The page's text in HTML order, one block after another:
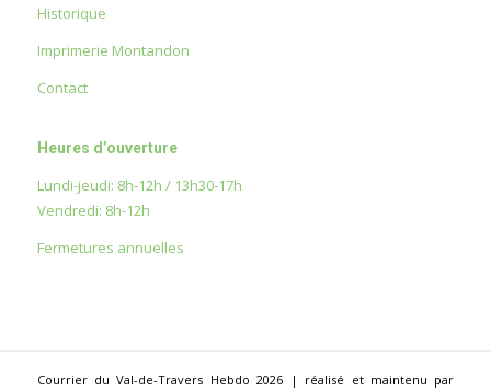
Historique
Imprimerie Montandon
Contact
Heures d’ouverture
Lundi-jeudi: 8h-12h / 13h30-17h
Vendredi: 8h-12h
Fermetures annuelles
Courrier du Val-de-Travers Hebdo 2026 | réalisé et maintenu par